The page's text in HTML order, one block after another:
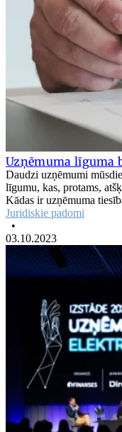
Uzņēmuma līguma
Daudzi uzņēmumi
līgumu, kas, protams,
Kādas ir uzņēmuma
Juridiskie padomi
•
03.10.2023